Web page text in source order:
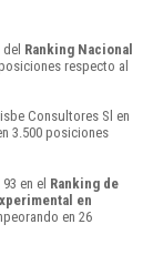
Ranking Nacional
respecto al
Consultores Sl en
3.500 posiciones
en el Ranking de
en
en 26